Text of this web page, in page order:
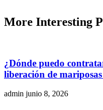
More Interesting
¿Dónde puedo
liberación de
admin junio 8, 2026